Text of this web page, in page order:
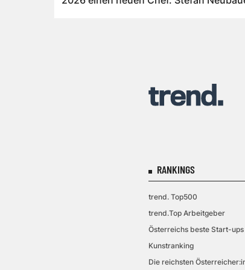
RANKINGS
trend. Top500
trend.Top Arbeitgeber
Österreichs beste Start-ups
Kunstranking
Die reichsten